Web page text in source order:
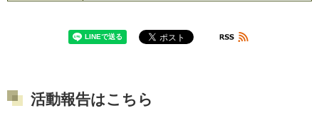
活動報告はこちら